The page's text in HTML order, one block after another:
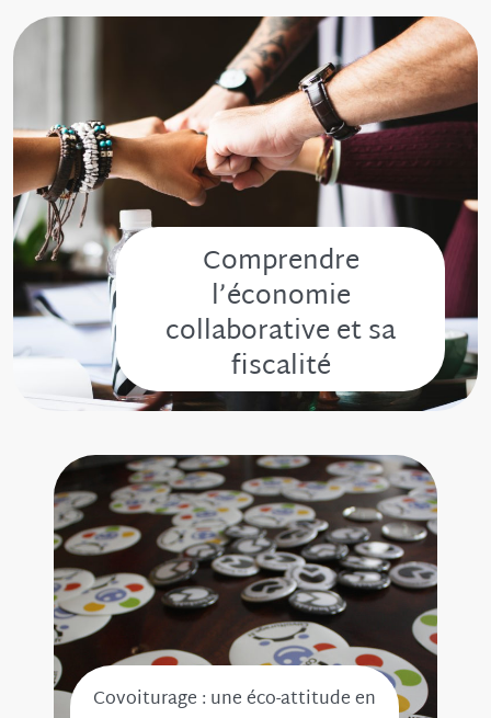
Comprendre
l’économie
collaborative et sa
fiscalité
Covoiturage : une éco-attitude en